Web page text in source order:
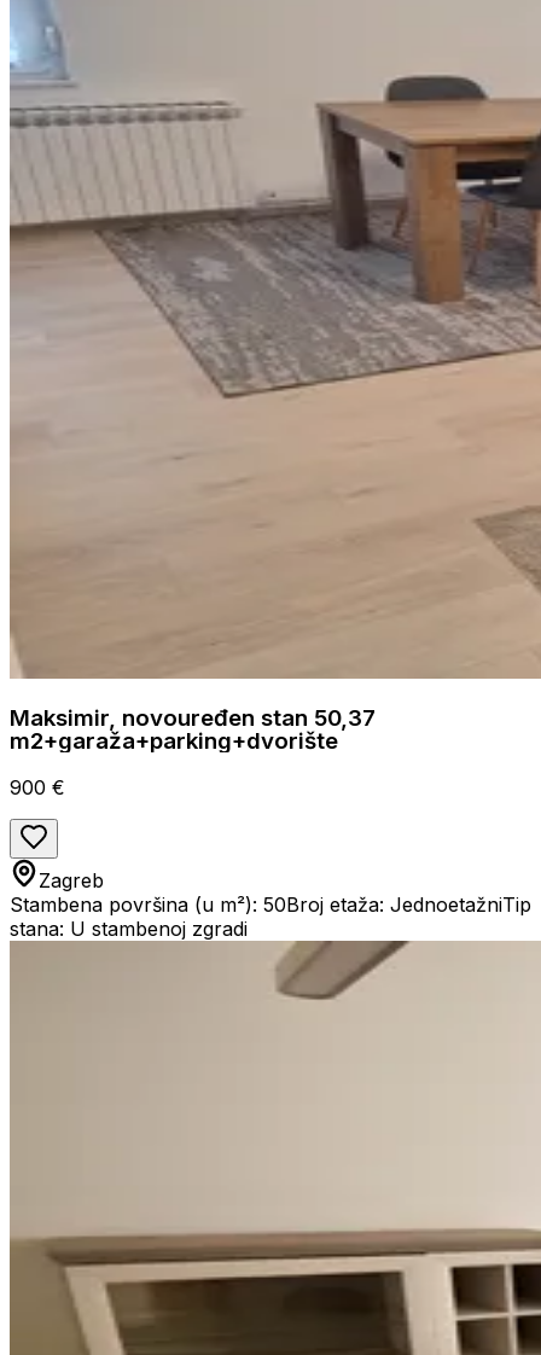
Maksimir, novouređen stan 50,37
m2+garaža+parking+dvorište
900 €
Zagreb
Stambena površina (u m²): 50Broj etaža: JednoetažniTip
stana: U stambenoj zgradi